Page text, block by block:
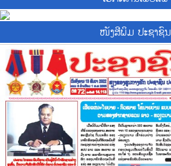
ໜັງສີພິມ ປະຊາຊົນ